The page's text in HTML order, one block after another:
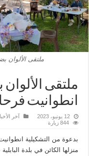
ملتقى الألوان
ملتقى الألوان
انطوانيت
12 يونيو، 2023 آخر
844 زيارة
بدعوة من التشكيلية
منزلها الكائن في بلدة